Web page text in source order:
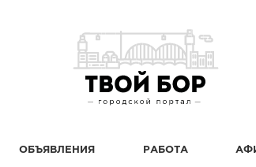
ОБЪЯВЛЕНИЯ РАБОТА